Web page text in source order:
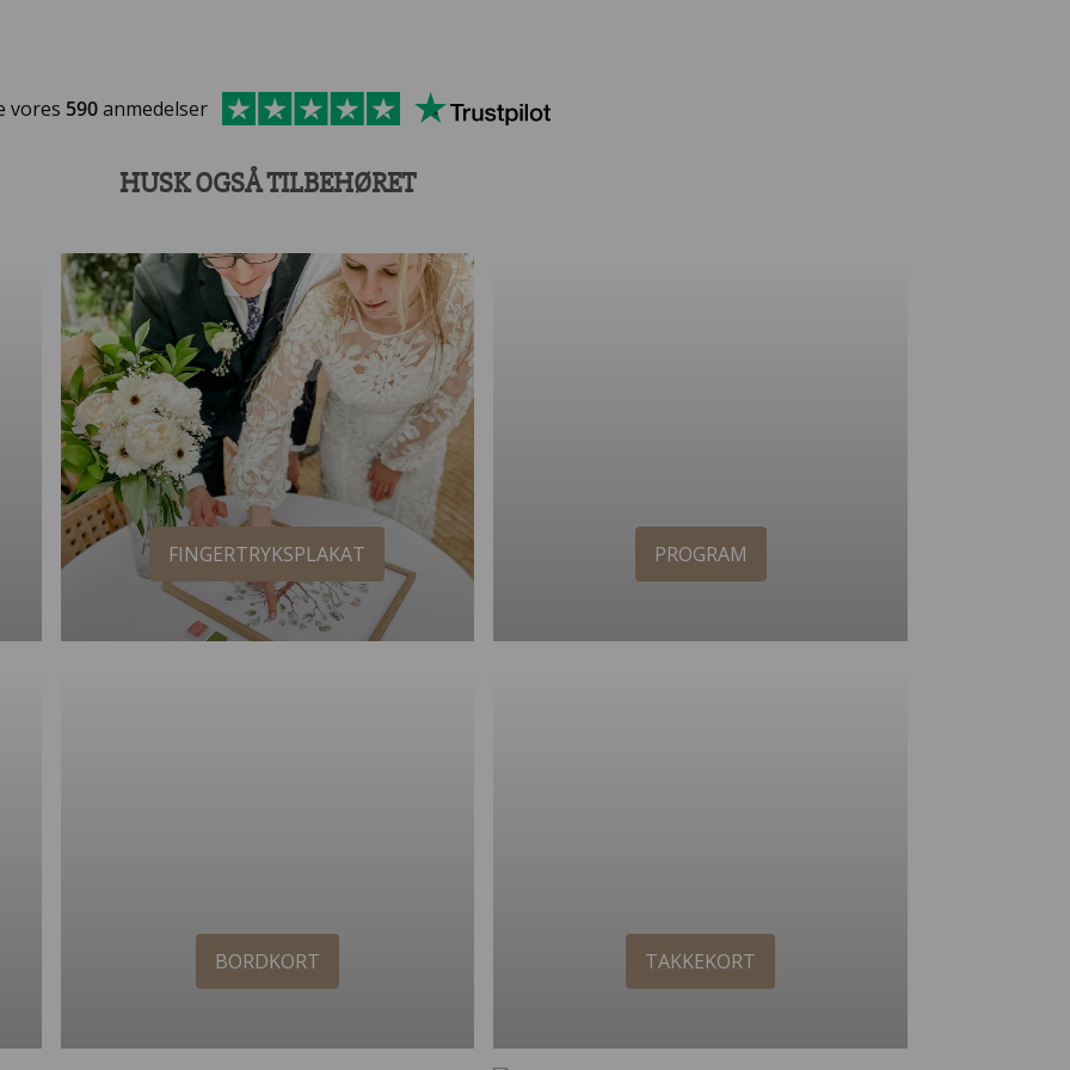
vores 590anmedelser
HUSK OGSÅ TILBEHØRET
FINGERTRYKSPLAKAT PROGRAM
BORDKORT TAKKEKORT